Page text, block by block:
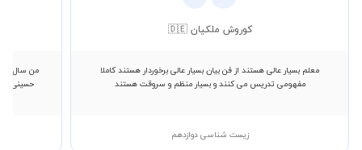
کوروش ملکیان 🇩🇪
معلم بسیار عالی هستند از فن بیان بسیار عالی برخوردار هستند کاملا
مفهومی تدریس می کنند و بسیار منظم و سروقت هستند
زیست شناسی دوازدهم
من سال
حسینی